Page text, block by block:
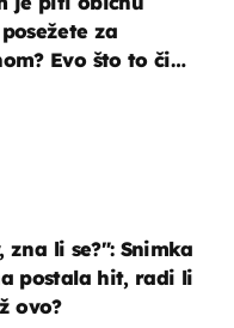
zna li se?": Snimka
postala hit, radi li
ovo?
za
Evo što to čini